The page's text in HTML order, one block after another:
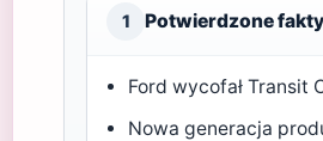
1 Potwierdzone fakty
Ford wycofał Transit
Nowa generacja